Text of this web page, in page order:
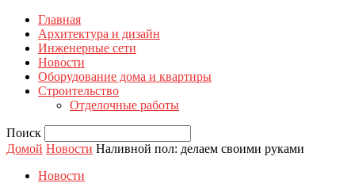
Главная
Архитектура и дизайн
Инженерные сети
Новости
Оборудование дома и квартиры
Строительство
Отделочные работы
Поиск
Домой Новости Наливной пол: делаем своими руками
Новости